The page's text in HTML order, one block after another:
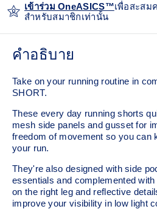
เข้าร่วม OneASICS™เพื่อสะสม
สำหรับสมาชิกเท่านั้น
คำอธิบาย
Take on your running routine in
SHORT.
These every day running shorts
mesh side panels and gusset for
freedom of movement so you can
your run.
They're also designed with side
essentials and complemented
on the right leg and reflective
improve your visibility in low light